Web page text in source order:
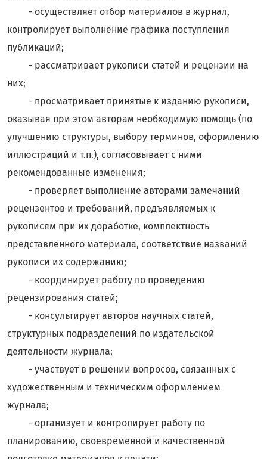
- осуществляет отбор материалов в журнал,
контролирует выполнение графика поступления
публикаций;
- рассматривает рукописи статей и рецензии на
них;
- просматривает принятые к изданию рукописи,
оказывая при этом авторам необходимую помощь (по
улучшению структуры, выбору терминов, оформлению
иллюстраций и т.п.), согласовывает с ними
рекомендованные изменения;
- проверяет выполнение авторами замечаний
рецензентов и требований, предъявляемых к
рукописям при их доработке, комплектность
представленного материала, соответствие названий
рукописи их содержанию;
- координирует работу по проведению
рецензирования статей;
- консультирует авторов научных статей,
структурных подразделений по издательской
деятельности журнала;
- участвует в решении вопросов, связанных с
художественным и техническим оформлением
журнала;
- организует и контролирует работу по
планированию, своевременной и качественной